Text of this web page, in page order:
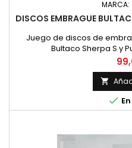
MARCA:
DISCOS EMBRAGUE
Juego de discos de
Bultaco Sherpa S y

